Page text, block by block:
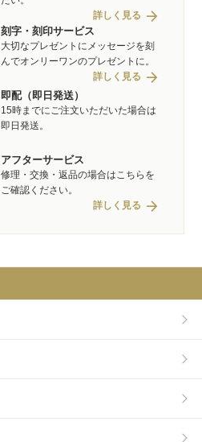
詳しく見る arrow_forward
刻字・刻印サービス
大切なプレゼントにメッセージを刻
んでオンリーワンのプレゼントに。
詳しく見る arrow_forward
即配（即日発送）
15時までにご注文いただいた場合は
即日発送。
アフターサービス
修理・交換・返品の場合はこちらを
ご確認ください。
詳しく見る arrow_forward